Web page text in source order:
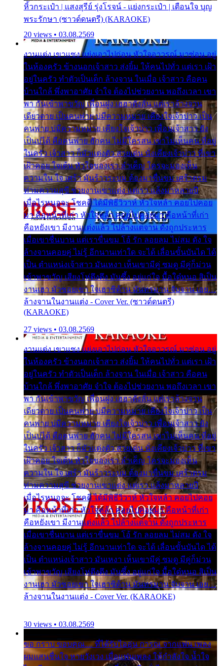
หิ้วกระเป๋า | แสงสุรีย์ รุ่งโรจน์ - แย่งกระเป๋า | เตือนใจ บุญ
พระรักษา (ซาวด์ดนตรี) (KARAOKE)
20 views • 03.08.2569
งานแต่ง เขาแซง แย่งเอาไปก่อน หัวใจอาวรณ์ มาซ่อน อยู่
ในห้องครัว ข้างนอกเจ้าสาว ส่งยิ้ม ให้คนไปทั่ว แต่เรา เฝ้า
อยู่ในครัว ทำตัวเป็นเด็ก ล้างจาน ในเมื่อ เจ้าสาว คือคน
บ้านใกล้ พึ่งพาอาศัย จำใจ ต้องไปช่วยงาน พอถึงเวลา เขา
พา กันเข้าพาขวัญ เพื่อนฝูง เฮฮาดังลั่น แต่เราล้างจาน
เดียวดาย เป็นคนพ่าย บ่มีความหมาย เคียงใจเจ้าบ่าว เป็น
คนพ่าย บ่มีความหมาย เคียงใจเจ้าบ่าว เพื่อนเจ้าสาว ยัง
เป็นบ่ได้ คือคนพ่าย ฮักคน ไม่มีใครสน เขาไม่เห็นคน ที่อยู่
ในครัว เจ้าสาว ก็มัวแต่งตัว สวยเด่น นั่งเคียงเจ้าบ่าว ที่เขา
เฝ้าคอย ใจเต้น หัวใจของเรา ลำเค็ญ ใครจะมองเห็น
ความใน ใจ เศร้า มันร้าวระบม ต้องมาขื่นขม เศร้าตรม
ท่ามความสุขี ช่วยงานเขาแต่ง แต่เรา แล้งมาหลายปี
เมื่อไรหนอจะ โชคดี ได้มีพิธีวิวาห์ หัวใจหล้า คอยไปคอย
มา คือหน้าที่เก่า หัวใจหล้า คอยไปคอยมา คือหน้าที่เก่า
คือหยังเขา มีงานแต่งแล้ว ไปล้างแต่จาน ดั่งถูกประหาร
เมื่อเขาชื่นบาน แต่เราขื่นขม โอ้ รัก ลอยลม ไม่สม ดัง ใจ
ล้างจานคอยคู่ ไม่รู้ อีกนานเท่าใด จะได้ เลื่อนขั้นบันได ได้
เป็น ตำแหน่งเจ้าสาว มันเหงา เห็นเขามีคู่ ซมดู มีคู่ก็ม่วน
เข้าพาขวัญ เสียงโห่ตึงตึง มันซึ้ง อยู่แก่ใจ มื้อใด๋หนอ สิเป็น
งานเฮา มัวซอยเขา ใจเฮาซิด้าน มันทรมาน จับจาน เอย…
ล้างจานในงานแต่ง - Cover Ver. (ซาวด์ดนตรี)
(KARAOKE)
27 views • 03.08.2569
งานแต่ง เขาแซง แย่งเอาไปก่อน หัวใจอาวรณ์ มาซ่อน อยู่
ในห้องครัว ข้างนอกเจ้าสาว ส่งยิ้ม ให้คนไปทั่ว แต่เรา เฝ้า
อยู่ในครัว ทำตัวเป็นเด็ก ล้างจาน ในเมื่อ เจ้าสาว คือคน
บ้านใกล้ พึ่งพาอาศัย จำใจ ต้องไปช่วยงาน พอถึงเวลา เขา
พา กันเข้าพาขวัญ เพื่อนฝูง เฮฮาดังลั่น แต่เราล้างจาน
เดียวดาย เป็นคนพ่าย บ่มีความหมาย เคียงใจเจ้าบ่าว เป็น
คนพ่าย บ่มีความหมาย เคียงใจเจ้าบ่าว เพื่อนเจ้าสาว ยัง
เป็นบ่ได้ คือคนพ่าย ฮักคน ไม่มีใครสน เขาไม่เห็นคน ที่อยู่
ในครัว เจ้าสาว ก็มัวแต่งตัว สวยเด่น นั่งเคียงเจ้าบ่าว ที่เขา
เฝ้าคอย ใจเต้น หัวใจของเรา ลำเค็ญ ใครจะมองเห็น
ความใน ใจ เศร้า มันร้าวระบม ต้องมาขื่นขม เศร้าตรม
ท่ามความสุขี ช่วยงานเขาแต่ง แต่เรา แล้งมาหลายปี
เมื่อไรหนอจะ โชคดี ได้มีพิธีวิวาห์ หัวใจหล้า คอยไปคอย
มา คือหน้าที่เก่า หัวใจหล้า คอยไปคอยมา คือหน้าที่เก่า
คือหยังเขา มีงานแต่งแล้ว ไปล้างแต่จาน ดั่งถูกประหาร
เมื่อเขาชื่นบาน แต่เราขื่นขม โอ้ รัก ลอยลม ไม่สม ดัง ใจ
ล้างจานคอยคู่ ไม่รู้ อีกนานเท่าใด จะได้ เลื่อนขั้นบันได ได้
เป็น ตำแหน่งเจ้าสาว มันเหงา เห็นเขามีคู่ ซมดู มีคู่ก็ม่วน
เข้าพาขวัญ เสียงโห่ตึงตึง มันซึ้ง อยู่แก่ใจ มื้อใด๋หนอ สิเป็น
งานเฮา มัวซอยเขา ใจเฮาซิด้าน มันทรมาน จับจาน เอย…
ล้างจานในงานแต่ง - Cover Ver. (KARAOKE)
30 views • 03.08.2569
ขอ กราบ ขอบคุณ.... ที่ได้รับไออุ่น การุณ จากแฟน เพลง
ผมแสนชื่นใจ หายวังเวง เมื่อแฟนเพลง ให้กำลังใจ น้ำใจ